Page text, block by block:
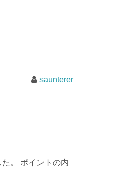
saunterer
。 ポイントの内